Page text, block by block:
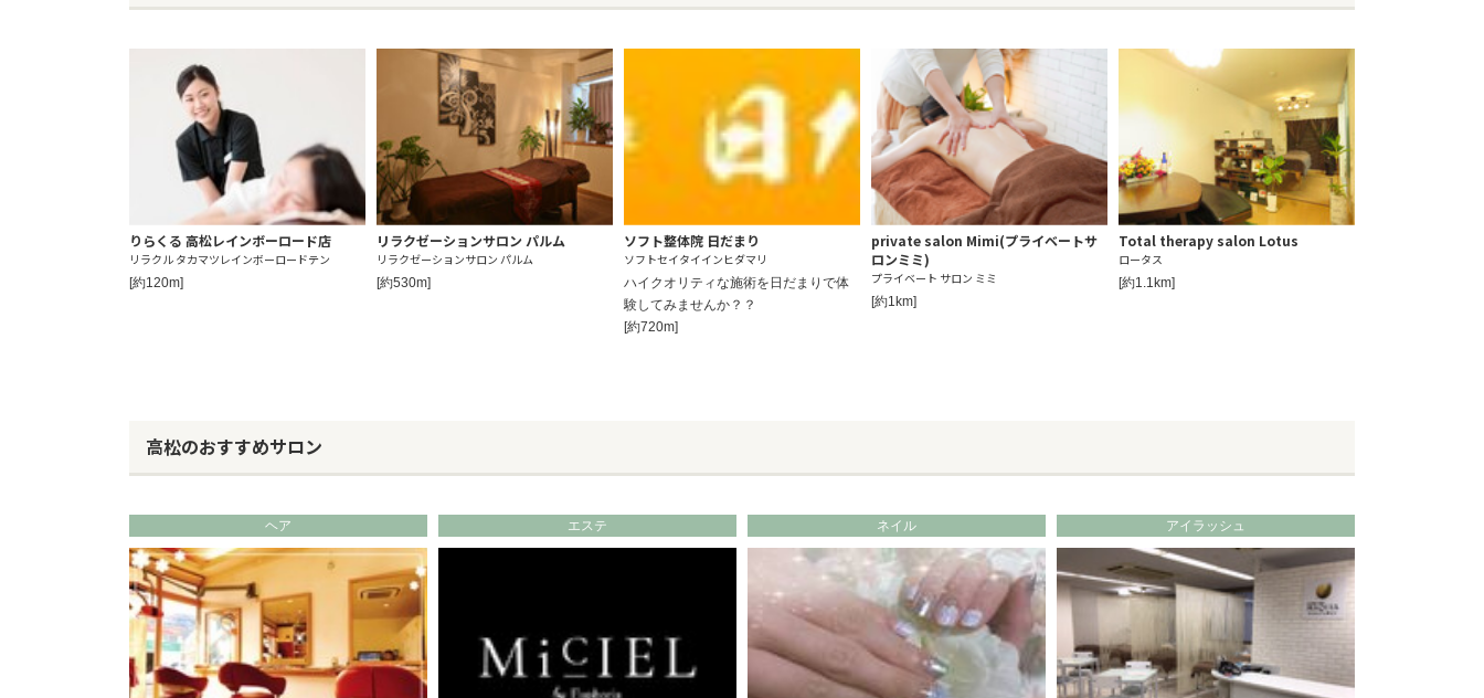
りらくる 高松レインボーロード店
リラクル タカマツレインボーロードテン
[約120m]
リラクゼーションサロン パルム
リラクゼーションサロン パルム
[約530m]
ソフト整体院 日だまり
ソフトセイタイインヒダマリ
ハイクオリティな施術を日だまりで体
験してみませんか？？
[約720m]
private salon Mimi(プライベートサ
ロンミミ)
プライベート サロン ミミ
[約1km]
Total therapy salon Lotus
ロータス
[約1.1km]
高松のおすすめサロン
ヘア エステ ネイル アイラッシュ